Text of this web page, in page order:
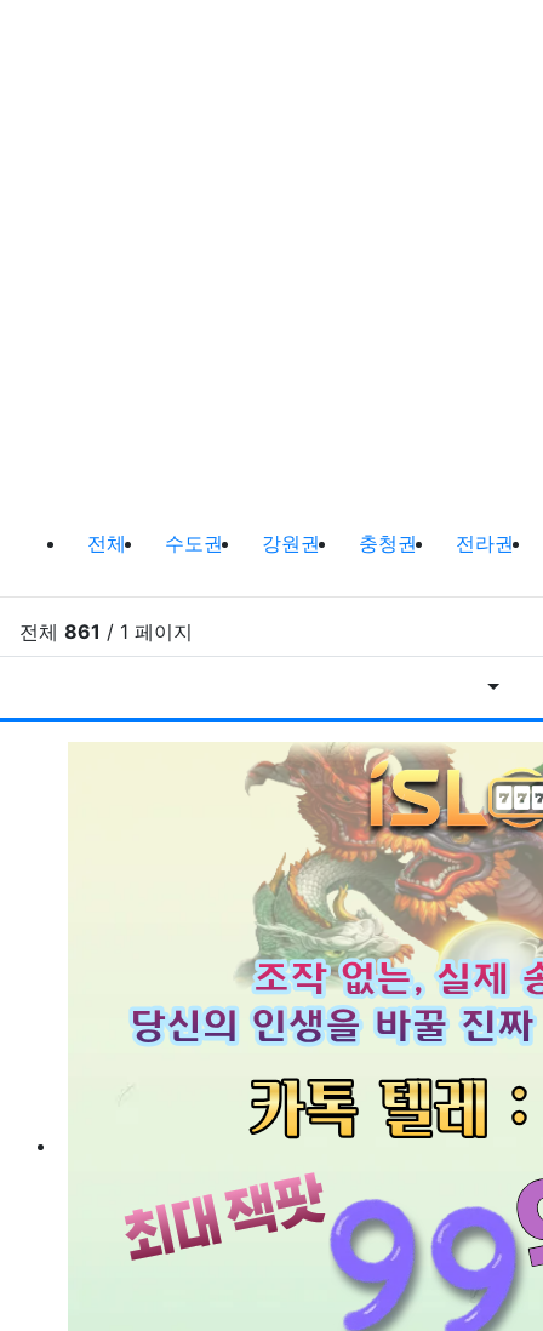
바다낚시,원투낚시,배낚시 포인트
전체 수도권 강원권 충청권 전라권
전체 861 / 1 페이지
게시